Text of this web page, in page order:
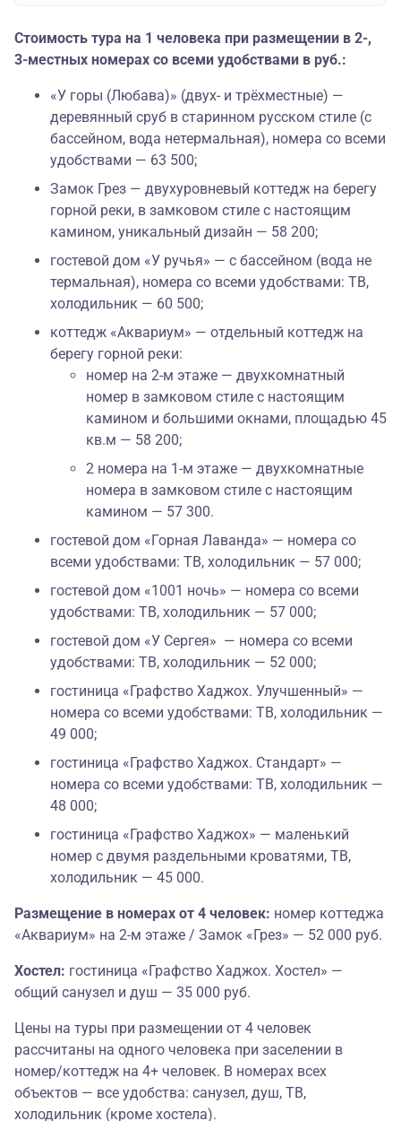
Стоимость тура на 1 человека при размещении в 2-,
3-местных номерах со всеми удобствами в руб.:
«У горы (Любава)» (двух- и трёхместные) —
деревянный сруб в старинном русском стиле (с
бассейном, вода нетермальная), номера со всеми
удобствами — 63 500;
Замок Грез — двухуровневый коттедж на берегу
горной реки, в замковом стиле с настоящим
камином, уникальный дизайн — 58 200;
гостевой дом «У ручья» — с бассейном (вода не
термальная), номера со всеми удобствами: ТВ,
холодильник — 60 500;
коттедж «Аквариум» — отдельный коттедж на
берегу горной реки:
номер на 2-м этаже — двухкомнатный
номер в замковом стиле с настоящим
камином и большими окнами, площадью 45
кв.м — 58 200;
2 номера на 1-м этаже — двухкомнатные
номера в замковом стиле с настоящим
камином — 57 300.
гостевой дом «Горная Лаванда» — номера со
всеми удобствами: ТВ, холодильник — 57 000;
гостевой дом «1001 ночь» — номера со всеми
удобствами: ТВ, холодильник — 57 000;
гостевой дом «У Сергея» — номера со всеми
удобствами: ТВ, холодильник — 52 000;
гостиница «Графство Хаджох. Улучшенный» —
номера со всеми удобствами: ТВ, холодильник —
49 000;
гостиница «Графство Хаджох. Стандарт» —
номера со всеми удобствами: ТВ, холодильник —
48 000;
гостиница «Графство Хаджох» — маленький
номер с двумя раздельными кроватями, ТВ,
холодильник — 45 000.
Размещение в номерах от 4 человек: номер коттеджа
«Аквариум» на 2-м этаже / Замок «Грез» — 52 000 руб.
Хостел: гостиница «Графство Хаджох. Хостел» —
общий санузел и душ — 35 000 руб.
Цены на туры при размещении от 4 человек
рассчитаны на одного человека при заселении в
номер/коттедж на 4+ человек. В номерах всех
объектов — все удобства: санузел, душ, ТВ,
холодильник (кроме хостела).